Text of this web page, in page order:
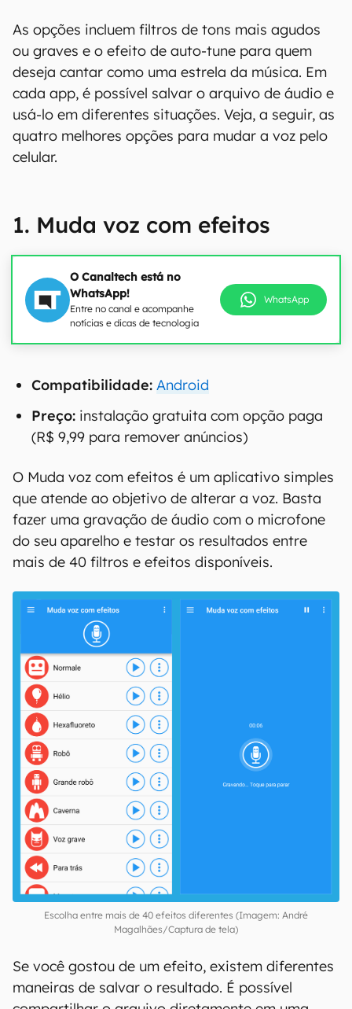
As opções incluem filtros de tons mais agudos
ou graves e o efeito de auto-tune para quem
deseja cantar como uma estrela da música. Em
cada app, é possível salvar o arquivo de áudio e
usá-lo em diferentes situações. Veja, a seguir, as
quatro melhores opções para mudar a voz pelo
celular.
1. Muda voz com efeitos
O Canaltech está no
WhatsApp!
Entre no canal e acompanhe
notícias e dicas de tecnologia
WhatsApp
Compatibilidade: Android
Preço: instalação gratuita com opção paga
(R$ 9,99 para remover anúncios)
O Muda voz com efeitos é um aplicativo simples
que atende ao objetivo de alterar a voz. Basta
fazer uma gravação de áudio com o microfone
do seu aparelho e testar os resultados entre
mais de 40 filtros e efeitos disponíveis.
Escolha entre mais de 40 efeitos diferentes (Imagem: André
Magalhães/Captura de tela)
Se você gostou de um efeito, existem diferentes
maneiras de salvar o resultado. É possível